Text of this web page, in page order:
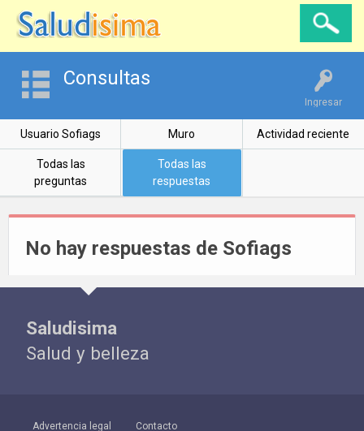
Ingresar
Consultas
Usuario Sofiags Muro Actividad reciente
Todas las
preguntas
Todas las
respuestas
No hay respuestas de Sofiags
Saludisima
Salud y belleza
Advertencia legal Contacto